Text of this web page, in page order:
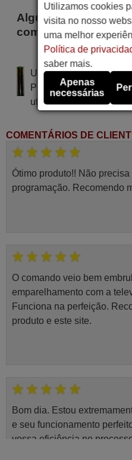
Alguns dos modelos
comando são
TFT 1701
Utiliza 2 pilhas do tipo
Pilha alcalina tipo
utilizada em alguns
COMENTÁRIOS DE
Ótimo produto!! Não
programação. Recomendo
O comando veio bem
emparelhamento com a
Funciona na perfeição.
produto e este site.
Bom dia. Estou
e seu funcionamento
vossa eficiência no
foi de extrema importância
Utilizamos cookies
visita no nosso
uma melhor
Política de
saber mais.
Apenas
necessárias